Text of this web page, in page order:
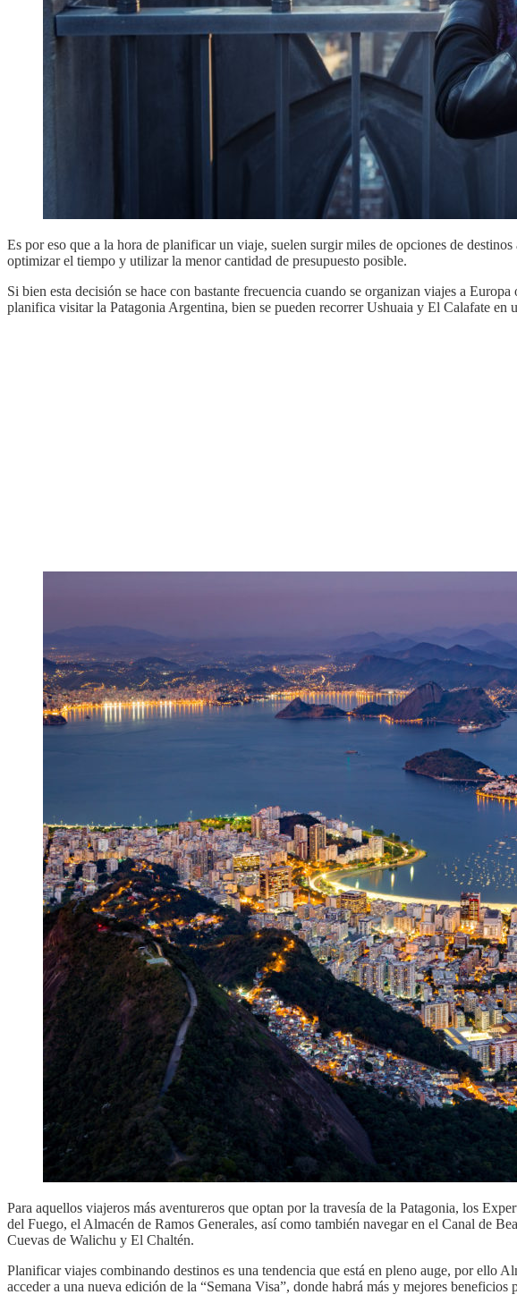
Es por eso que a la hora de planificar un viaje, suelen surgir miles de opciones de
optimizar el tiempo y utilizar la menor cantidad de presupuesto posible.
Si bien esta decisión se hace con bastante frecuencia cuando se organizan viajes a
planifica visitar la Patagonia Argentina, bien se pueden recorrer Ushuaia y El Calafate en
Para aquellos viajeros más aventureros que optan por la travesía de la Patagonia, los
del Fuego, el Almacén de Ramos Generales, así como también navegar en el Canal de
Cuevas de Walichu y El Chaltén.
Planificar viajes combinando destinos es una tendencia que está en pleno auge, por ello
acceder a una nueva edición de la “Semana Visa”, donde habrá más y mejores